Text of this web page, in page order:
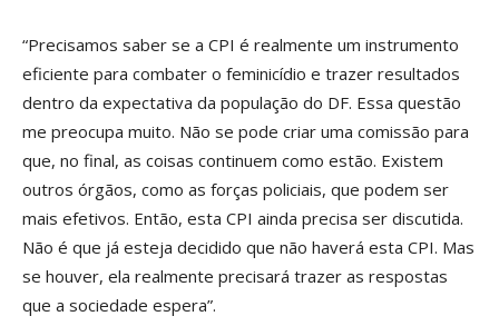
“Precisamos saber se a CPI é realmente um instrumento
eficiente para combater o feminicídio e trazer resultados
dentro da expectativa da população do DF. Essa questão
me preocupa muito. Não se pode criar uma comissão para
que, no final, as coisas continuem como estão. Existem
outros órgãos, como as forças policiais, que podem ser
mais efetivos. Então, esta CPI ainda precisa ser discutida.
Não é que já esteja decidido que não haverá esta CPI. Mas
se houver, ela realmente precisará trazer as respostas
que a sociedade espera”.